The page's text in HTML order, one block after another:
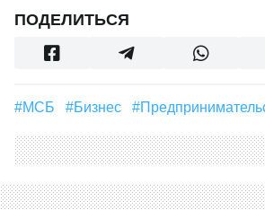
ПОДЕЛИТЬСЯ
#МСБ #бизнес